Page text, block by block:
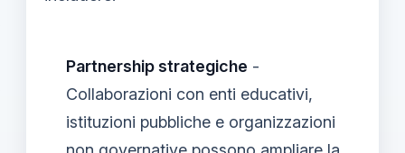
Partnership strategiche -
Collaborazioni con enti educativi,
istituzioni pubbliche e organizzazioni